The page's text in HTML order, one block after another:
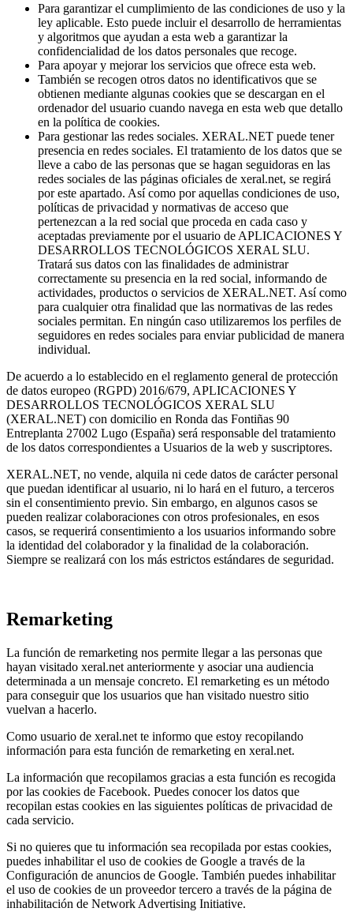
Para garantizar el cumplimiento de las condiciones de uso y la
ley aplicable. Esto puede incluir el desarrollo de herramientas
y algoritmos que ayudan a esta web a garantizar la
confidencialidad de los datos personales que recoge.
Para apoyar y mejorar los servicios que ofrece esta web.
También se recogen otros datos no identificativos que se
obtienen mediante algunas cookies que se descargan en el
ordenador del usuario cuando navega en esta web que detallo
en la política de cookies.
Para gestionar las redes sociales. XERAL.NET puede tener
presencia en redes sociales. El tratamiento de los datos que se
lleve a cabo de las personas que se hagan seguidoras en las
redes sociales de las páginas oficiales de xeral.net, se regirá
por este apartado. Así como por aquellas condiciones de uso,
políticas de privacidad y normativas de acceso que
pertenezcan a la red social que proceda en cada caso y
aceptadas previamente por el usuario de APLICACIONES Y
DESARROLLOS TECNOLÓGICOS XERAL SLU.
Tratará sus datos con las finalidades de administrar
correctamente su presencia en la red social, informando de
actividades, productos o servicios de XERAL.NET. Así como
para cualquier otra finalidad que las normativas de las redes
sociales permitan. En ningún caso utilizaremos los perfiles de
seguidores en redes sociales para enviar publicidad de manera
individual.
De acuerdo a lo establecido en el reglamento general de protección
de datos europeo (RGPD) 2016/679, APLICACIONES Y
DESARROLLOS TECNOLÓGICOS XERAL SLU
(XERAL.NET) con domicilio en Ronda das Fontiñas 90
Entreplanta 27002 Lugo (España) será responsable del tratamiento
de los datos correspondientes a Usuarios de la web y suscriptores.
XERAL.NET, no vende, alquila ni cede datos de carácter personal
que puedan identificar al usuario, ni lo hará en el futuro, a terceros
sin el consentimiento previo. Sin embargo, en algunos casos se
pueden realizar colaboraciones con otros profesionales, en esos
casos, se requerirá consentimiento a los usuarios informando sobre
la identidad del colaborador y la finalidad de la colaboración.
Siempre se realizará con los más estrictos estándares de seguridad.
Remarketing
La función de remarketing nos permite llegar a las personas que
hayan visitado xeral.net anteriormente y asociar una audiencia
determinada a un mensaje concreto. El remarketing es un método
para conseguir que los usuarios que han visitado nuestro sitio
vuelvan a hacerlo.
Como usuario de xeral.net te informo que estoy recopilando
información para esta función de remarketing en xeral.net.
La información que recopilamos gracias a esta función es recogida
por las cookies de Facebook. Puedes conocer los datos que
recopilan estas cookies en las siguientes políticas de privacidad de
cada servicio.
Si no quieres que tu información sea recopilada por estas cookies,
puedes inhabilitar el uso de cookies de Google a través de la
Configuración de anuncios de Google. También puedes inhabilitar
el uso de cookies de un proveedor tercero a través de la página de
inhabilitación de Network Advertising Initiative.